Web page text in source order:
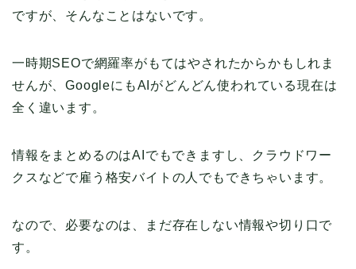
ですが、そんなことはないです。
一時期SEOで網羅率がもてはやされたからかもしれま
せんが、GoogleにもAIがどんどん使われている現在は
全く違います。
情報をまとめるのはAIでもできますし、クラウドワー
クスなどで雇う格安バイトの人でもできちゃいます。
なので、必要なのは、まだ存在しない情報や切り口で
す。